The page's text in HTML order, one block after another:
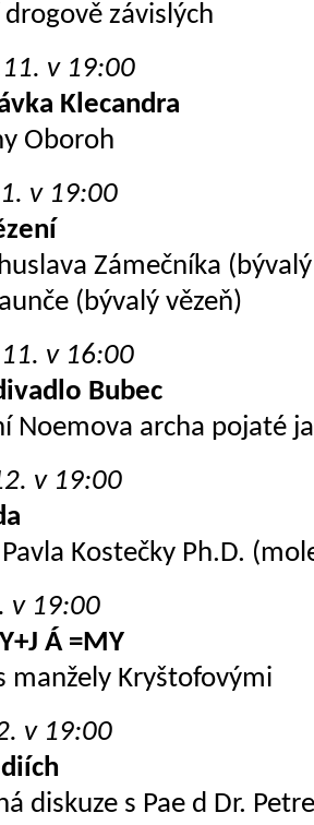
závislých
v 19:00
Klecandra
Oboroh
v 19:00
Zámečníka
(bývalý vězeň)
v 16:00
Bubec
Noemova archa pojaté
v 19:00
Kostečky Ph.D.
v 19:00
Á =MY
manžely Kryštofovými
v 19:00
diskuze s Pae d Dr.